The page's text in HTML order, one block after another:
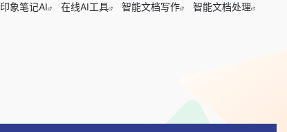
印象笔记AI 在线AI工具 智能文档写作 智能文档处理